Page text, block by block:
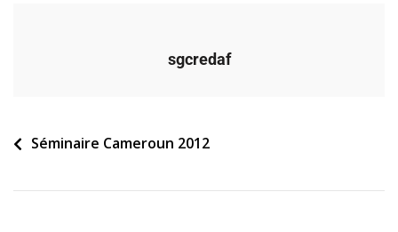
sgcredaf
Navigation
l’article
Séminaire Cameroun 2012